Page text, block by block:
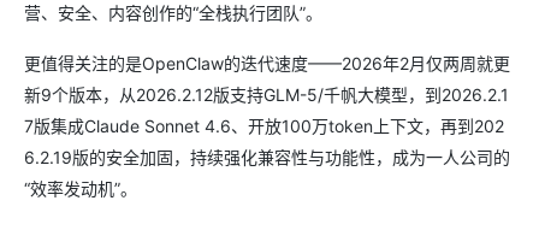
营、安全、内容创作的“全栈执行团队”。
更值得关注的是OpenClaw的迭代速度——2026年2月仅两周就更
新9个版本，从2026.2.12版支持GLM-5/千帆大模型，到2026.2.1
7版集成Claude Sonnet 4.6、开放100万token上下文，再到202
6.2.19版的安全加固，持续强化兼容性与功能性，成为一人公司的
“效率发动机”。